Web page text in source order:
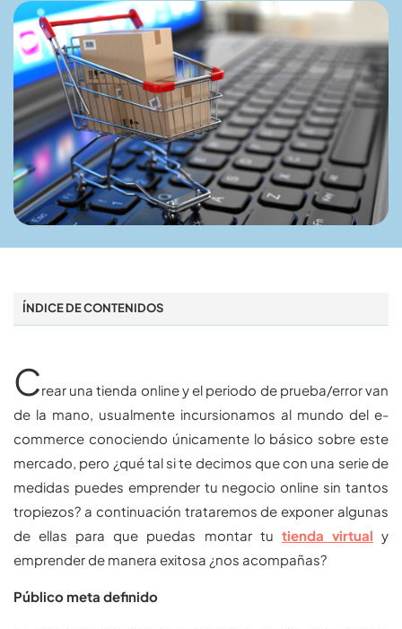
ÍNDICE DE CONTENIDOS
Crear una tienda online y el periodo de prueba/error van
de la mano, usualmente incursionamos al mundo del e-
commerce conociendo únicamente lo básico sobre este
mercado, pero ¿qué tal si te decimos que con una serie de
medidas puedes emprender tu negocio online sin tantos
tropiezos? a continuación trataremos de exponer algunas
de ellas para que puedas montar tu tienda virtual y
emprender de manera exitosa ¿nos acompañas?
Público meta definido